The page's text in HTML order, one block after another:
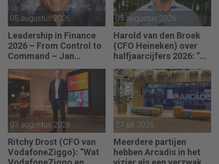
05 augustus 2026
Leadership in Finance
2026 – From Control to
Command – Jan
Hendrik van Gilst (CFO
van The Protein
Brewery): “Je moet
vaak met relatief weinig
data toch knopen
doorhakken.”
05 augustus 2026
Harold van den Broek
(CFO Heineken) over
halfjaarcijfers 2026: “De
strategie werkt en de
vooruitgang is
zichtbaar.”
03 augustus 2026
Ritchy Drost (CFO van
VodafoneZiggo): “Wat
27 juli 2026
Meerdere partijen
hebben Arcadis in het